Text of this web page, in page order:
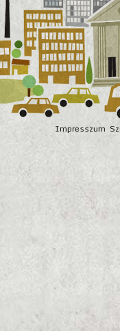
Impresszum